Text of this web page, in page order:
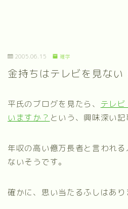
2005.06.15 雑学
金持ちはテレビを見ない
平氏のブログを見たら、 テレ
いますか？ という、興味深い記
年収の高い億万長者と言われ
ないそうです。
確かに、思い当たるふしはあり